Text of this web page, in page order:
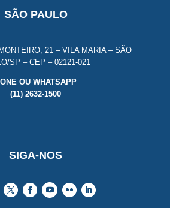
SÃO PAULO
21 – VILA MARIA – SÃO
SP – CEP – 02121-021
OU WHATSAPP
(11) 2632-1500
SIGA-NOS